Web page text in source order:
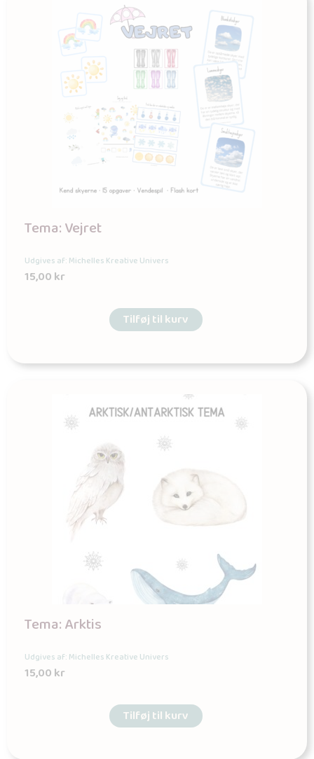
Tema: Vejret
Udgives af: Michelles Kreative Univers
15,00kr
Tilføj til kurv
Tema: Arktis
Udgives af: Michelles Kreative Univers
15,00kr
Tilføj til kurv